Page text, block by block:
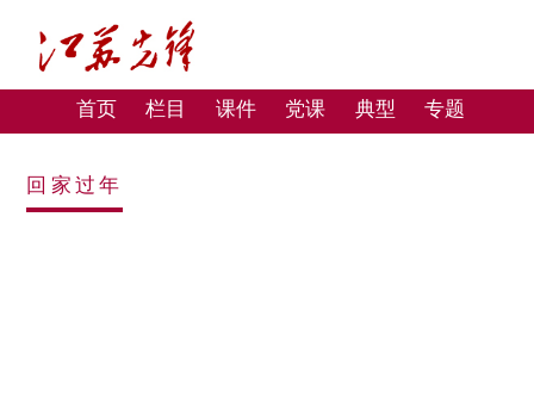
首页 栏目 课件 党课 典型 专题
回家过年